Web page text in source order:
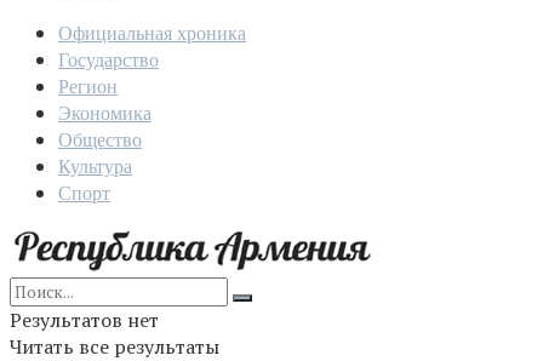
Официальная хроника
Государство
Регион
Экономика
Общество
Культура
Спорт
Результатов нет
Читать все результаты